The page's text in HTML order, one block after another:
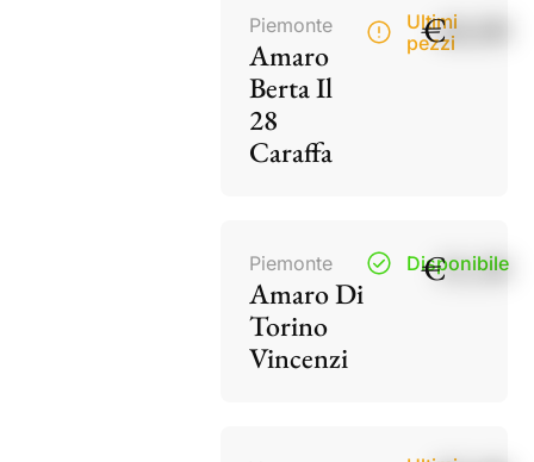
Piemonte
Amaro
Berta Il
28
Caraffa
Ultimi
pezzi
€40,00
Piemonte
Amaro Di
Torino
Vincenzi
Disponibile
€15,50